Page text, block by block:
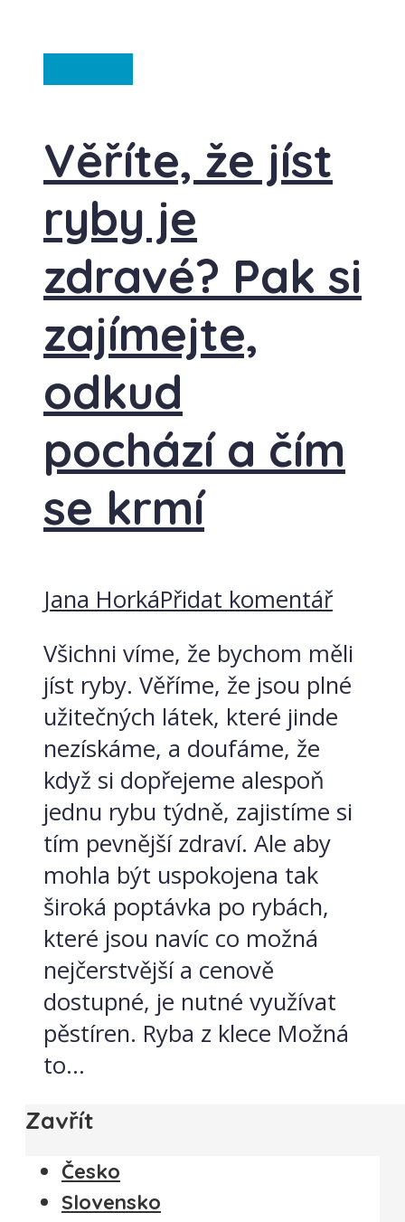
Věříte, že jíst
ryby je
zdravé? Pak si
zajímejte,
odkud
pochází a čím
se krmí
Jana HorkáPřidat komentář
Všichni víme, že bychom měli
jíst ryby. Věříme, že jsou plné
užitečných látek, které jinde
nezískáme, a doufáme, že
když si dopřejeme alespoň
jednu rybu týdně, zajistíme si
tím pevnější zdraví. Ale aby
mohla být uspokojena tak
široká poptávka po rybách,
které jsou navíc co možná
nejčerstvější a cenově
dostupné, je nutné využívat
pěstíren. Ryba z klece Možná
to...
Zavřít
Česko
Slovensko